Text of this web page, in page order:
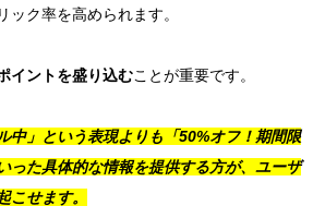
ック率を高められます。
イントを盛り込むことが重要です。
中」という表現よりも「50%オフ！期間限
った具体的な情報を提供する方が、ユーザ
こせます。